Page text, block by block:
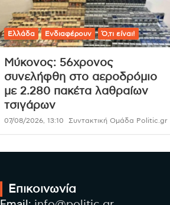
Ελλάδα Ενδιαφέρουν Ό,τι είναι!
Μύκονος: 56χρονος
συνελήφθη στο αεροδρόμιο
με 2.280 πακέτα λαθραίων
τσιγάρων
07/08/2026, 13:10 Συντακτική Ομάδα Politic.gr
Επικοινωνία